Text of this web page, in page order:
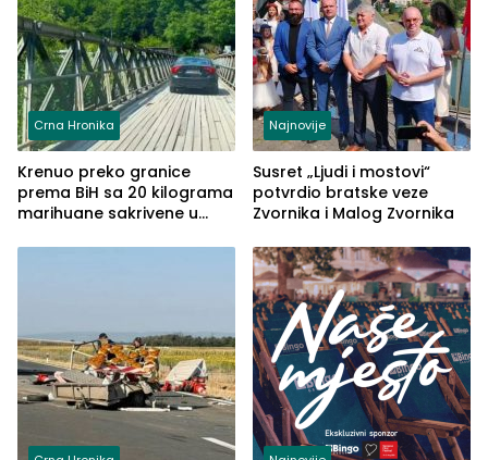
Crna Hronika
Krenuo preko granice
prema BiH sa 20 kilograma
marihuane sakrivene u
Najnovije
Susret „Ljudi i mostovi“
potvrdio bratske veze
Zvornika i Malog Zvornika